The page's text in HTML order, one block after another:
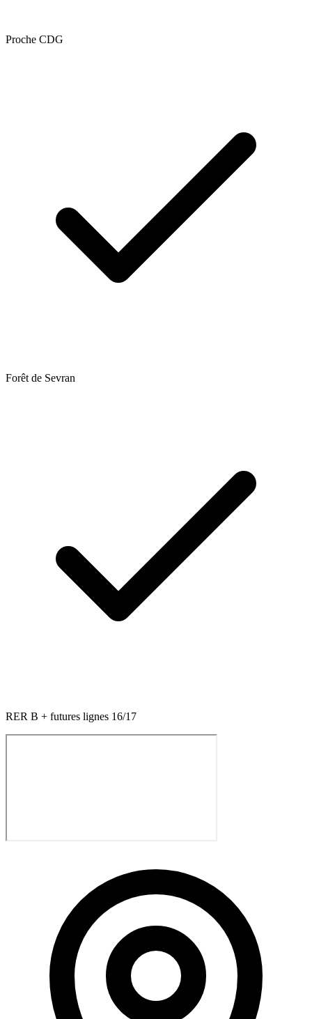
Proche CDG
Forêt de Sevran
RER B + futures lignes 16/17